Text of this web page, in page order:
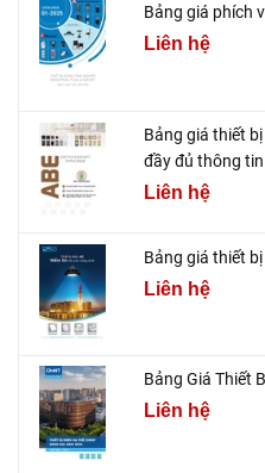
Bảng giá phích
Liên hệ
Bảng giá thiết
đầy đủ thông
Liên hệ
Bảng giá thiết bị
Liên hệ
Bảng Giá Thiết
Liên hệ